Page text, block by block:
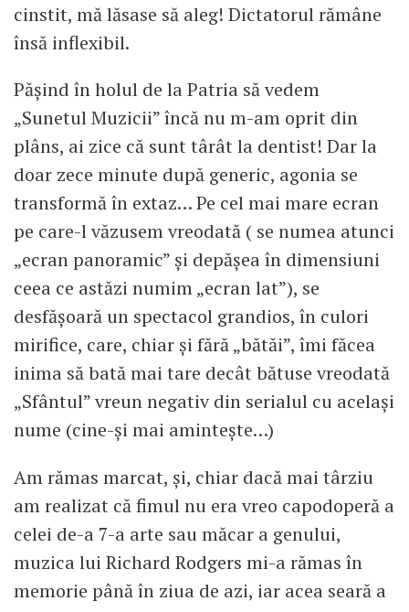
cinstit, mă lăsase să aleg! Dictatorul rămâne
însă inflexibil.
Pășind în holul de la Patria să vedem
„Sunetul Muzicii” încă nu m-am oprit din
plâns, ai zice că sunt târât la dentist! Dar la
doar zece minute după generic, agonia se
transformă în extaz… Pe cel mai mare ecran
pe care-l văzusem vreodată ( se numea atunci
„ecran panoramic” și depășea în dimensiuni
ceea ce astăzi numim „ecran lat”), se
desfășoară un spectacol grandios, în culori
mirifice, care, chiar și fără „bătăi”, îmi făcea
inima să bată mai tare decât bătuse vreodată
„Sfântul” vreun negativ din serialul cu același
nume (cine-și mai amintește…)
Am rămas marcat, și, chiar dacă mai târziu
am realizat că fimul nu era vreo capodoperă a
celei de-a 7-a arte sau măcar a genului,
muzica lui Richard Rodgers mi-a rămas în
memorie până în ziua de azi, iar acea seară a